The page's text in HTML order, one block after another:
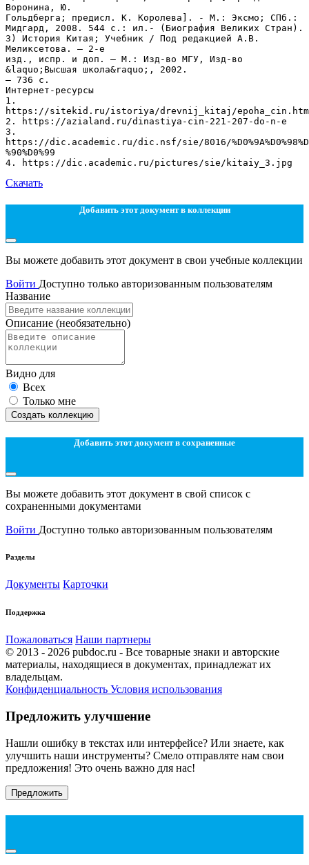
Скачать
Добавить этот документ в коллекции
Вы можете добавить этот документ в свои учебные коллекции
Войти Доступно только авторизованным пользователям
Название
Описание (необязательно)
Видно для
Всех
Только мне
Создать коллекцию
Добавить этот документ в сохраненные
Вы можете добавить этот документ в свой список с
сохраненными документами
Войти Доступно только авторизованным пользователям
Разделы
Документы Карточки
Поддержка
Пожаловаться Наши партнеры
© 2013 - 2026 pubdoc.ru - Все товарные знаки и авторские
материалы, находящиеся в документах, принадлежат их
владельцам.
Конфиденциальность Условия использования
Предложить улучшение
Нашли ошибку в текстах или интерфейсе? Или знаете, как
улучшить наши инструменты? Смело отправляте нам свои
предложения! Это очень важно для нас!
Предложить